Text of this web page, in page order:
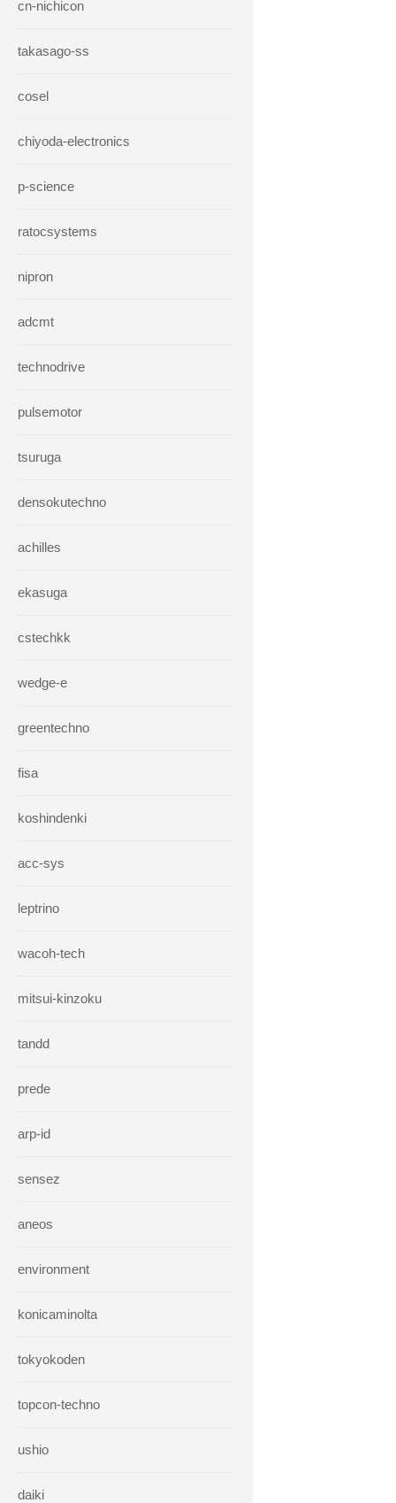
cn-nichicon
takasago-ss
cosel
chiyoda-electronics
p-science
ratocsystems
nipron
adcmt
technodrive
pulsemotor
tsuruga
densokutechno
achilles
ekasuga
cstechkk
wedge-e
greentechno
fisa
koshindenki
acc-sys
leptrino
wacoh-tech
mitsui-kinzoku
tandd
prede
arp-id
sensez
aneos
environment
konicaminolta
tokyokoden
topcon-techno
ushio
daiki